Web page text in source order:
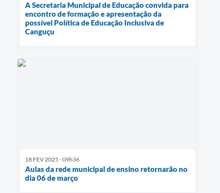
A Secretaria Municipal de Educação convida para
encontro de formação e apresentação da
possível Política de Educação Inclusiva de
Canguçu
18 FEV 2025 - 09h36
Aulas da rede municipal de ensino retornarão no
dia 06 de março